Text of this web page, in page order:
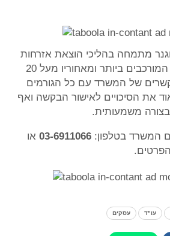
וגנר מתמחה בהליכי הוצאת אזרחות
אוסטרית גם במקרים המורכבים ביותר ומאחוריו מעל 20
של המשרד עם כל הגורמים
את הסיכויים לאישור הבקשה ואף
משמעותית.
המשרד בטלפון: 03-6911066 או
עו"ד עסקים